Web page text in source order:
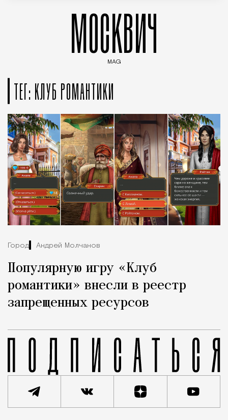
МОСКВИЧ
MAG
ТЕГ: КЛУБ РОМАНТИКИ
Город Андрей Молчанов
Популярную игру «Клуб
романтики» внесли в реестр
запрещенных ресурсов